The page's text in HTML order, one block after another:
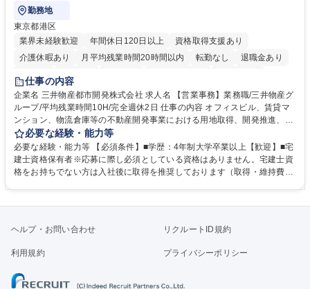
勤務地
東京都港区
業界未経験歓迎
年間休日120日以上
資格取得支援あり
介護休暇あり
月平均残業時間20時間以内 転勤なし
退職金あり
在宅OK
賞与あり
駅近5分以内
土日祝休み 寮・社宅あり
仕事の内容
企業名 三井物産都市開発株式会社 求人名 【営業事務】業務職/三井物産グ
ループ/平均残業時間10H/完全週休2日 仕事の内容 オフィスビル、賃貸マ
ンション、物流倉庫等の不動産開発事業における用地取得、開発推進、賃
貸運営、売却、仲介・活用提案等を行う営業部門において事務業務を担当
いただきます。 【詳細】・契約書管理、契約書製本、捺印対応、ファイリ
ング、登記簿取得、調書取得・支払業務（各種費用支払、支払管理、請
求・支払データ登録、取引先マスター申請対応）・予算作成及び予実管
の他に担当頂く業務が発生する場合があります。 募集職種 【営業事務】
必要な経験・能力等
必要な経験・能力等 【必須条件】■学歴：4年制大学卒業以上【歓迎】■宅
建士資格保有者※応募に際し必須としている資格はありません。宅建士資
格をお持ちでない方は入社後に取得を推奨しております（取得・維持費用
ール管理が出来る方。※将来的に他部署（営業部門、コーポレート部門）
へのジョブローテーションの可能性があります。 学歴・資格 学歴：大学
院 大学 語学力： 資格：宅地建物取引士
ヘルプ・お問い合わせ リクルートID規約
利用規約 プライバシーポリシー